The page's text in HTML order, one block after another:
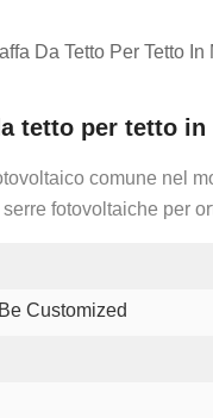
Da Tetto Per Tetto In
tetto per tetto in
comune nel
fotovoltaiche per
Customized